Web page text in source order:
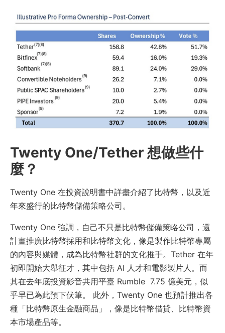
Twenty One/Tether 想做些什
麼？
Twenty One 在投資說明書中詳盡介紹了比特幣，以及近
年來盛行的比特幣儲備策略公司。
Twenty One 強調，自己不只是比特幣儲備策略公司，還
計畫推廣比特幣採用和比特幣文化，像是製作比特幣專屬
的內容與媒體，成為比特幣社群的文化推手。Tether 在年
初即開始大舉征才，其中包括 AI 人才和電影製片人。而
其在去年底投資影音共用平臺 Rumble 7.75 億美元，似
乎早已為此預下伏筆。 此外，Twenty One 也預計推出各
種「比特幣原生金融商品」，像是比特幣借貸、比特幣資
本市場產品等。